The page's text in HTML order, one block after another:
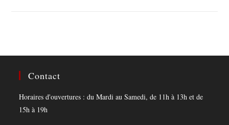
Contact
Horaires d'ouvertures : du Mardi au Samedi, de 11h à 13h et de
15h à 19h